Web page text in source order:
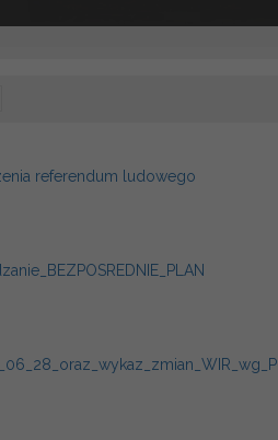
referendum ludowego